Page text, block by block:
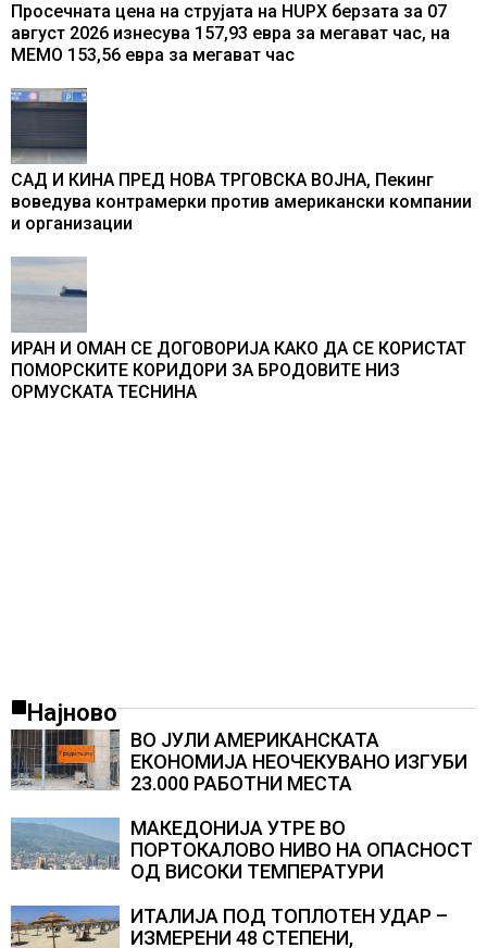
Просечната цена на струјата на HUPX берзата за 07
август 2026 изнесува 157,93 евра за мегават час, на
МЕМО 153,56 евра за мегават час
САД И КИНА ПРЕД НОВА ТРГОВСКА ВОЈНА, Пекинг
воведува контрамерки против американски компании
и организации
ИРАН И ОМАН СЕ ДОГОВОРИЈА КАКО ДА СЕ КОРИСТАТ
ПОМОРСКИТЕ КОРИДОРИ ЗА БРОДОВИТЕ НИЗ
ОРМУСКАТА ТЕСНИНА
Најново
ВО ЈУЛИ АМЕРИКАНСКАТА
ЕКОНОМИЈА НЕОЧЕКУВАНО ИЗГУБИ
23.000 РАБОТНИ МЕСТА
МАКЕДОНИЈА УТРЕ ВО
ПОРТОКАЛОВО НИВО НА ОПАСНОСТ
ОД ВИСОКИ ТЕМПЕРАТУРИ
ИТАЛИЈА ПОД ТОПЛОТЕН УДАР –
ИЗМЕРЕНИ 48 СТЕПЕНИ,